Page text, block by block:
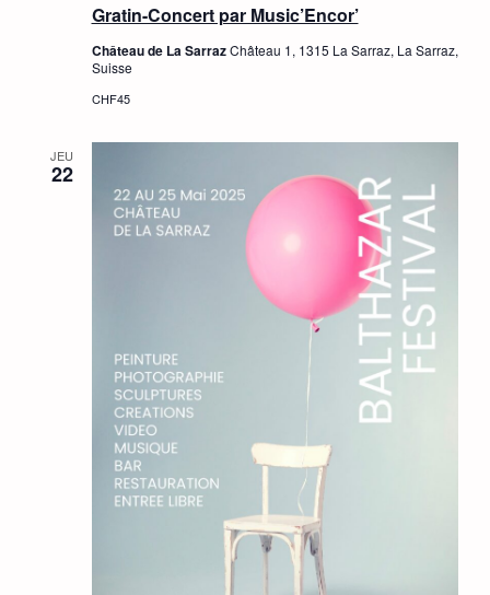
Gratin-Concert par Music’Encor’
Château de La SarrazChâteau 1, 1315 La Sarraz, La Sarraz,
Suisse
CHF45
JEU
22